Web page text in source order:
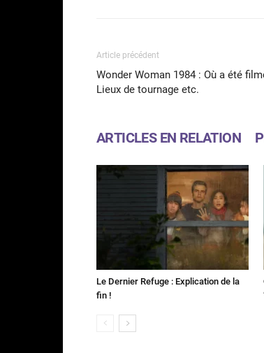
Article précédent
Wonder Woman 1984 : Où a été
Lieux de tournage etc.
ARTICLES EN RELATION
Le Dernier Refuge : Explication de la
fin !